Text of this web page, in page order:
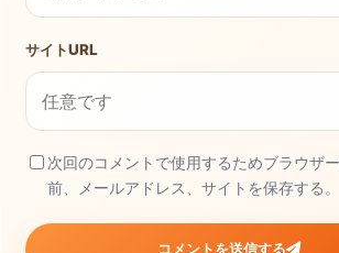
サイトURL
次回のコメントで使用するためブラウザ
前、メールアドレス、サイトを保存する。
コメントを送信する